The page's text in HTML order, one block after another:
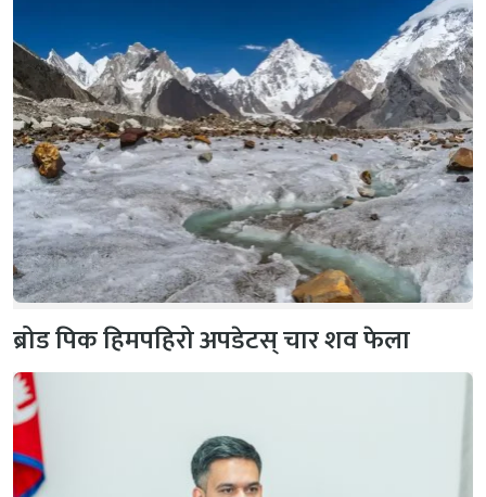
ब्रोड पिक हिमपहिरो अपडेटस् चार शव फेला